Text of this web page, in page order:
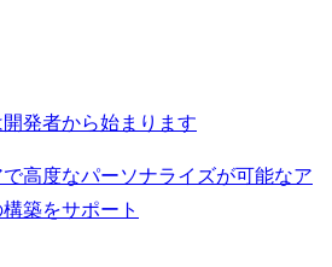
発者から始まります
高度なパーソナライズが可能なア
築をサポート